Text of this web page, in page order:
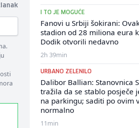
I TO JE MOGUĆE
Fanovi u Srbiji šokirani:
stadion od 28 miliona eura
Dodik otvorili nedavno
2h 39min
URBANO ZELENILO
Dalibor Ballian: Stanovnica
tražila da se stablo posječe
na parkingu; saditi po ovim
normalno
11min